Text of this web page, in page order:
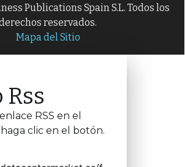
Publications Spain S.L. Todos los
reservados.
Mapa del Sitio
Rss
RSS en el
clic en el botón.